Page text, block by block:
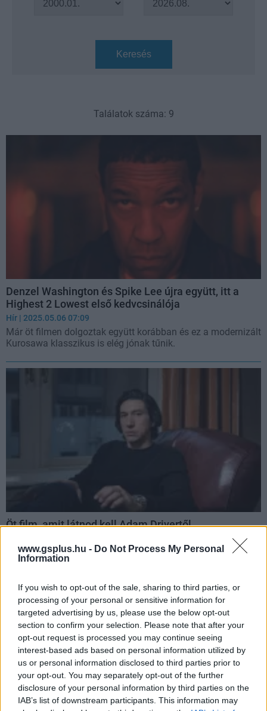
www.gsplus.hu - Do Not Process My Personal
Information
If you wish to opt-out of the sale, sharing to third parties, or
processing of your personal or sensitive information for
targeted advertising by us, please use the below opt-out
section to confirm your selection. Please note that after your
opt-out request is processed you may continue seeing
interest-based ads based on personal information utilized by
us or personal information disclosed to third parties prior to
your opt-out. You may separately opt-out of the further
disclosure of your personal information by third parties on the
IAB’s list of downstream participants. This information may
Keresés
Találatok száma: 9
Denzel Washington és Spike Lee újra együtt, itt a
Highest 2 Lowest első kedvcsinálója
Hír | 2025.05.06 07:09
Már öt filmen dolgoztak együtt korábban és ez a modernizált
Kurosawa klasszikus is elég jónak tűnik.
Öt film, amit látnod kell Adam Drivertől
Még csak 40 éves, de már ötvennél is több produkcióban
vett részt.